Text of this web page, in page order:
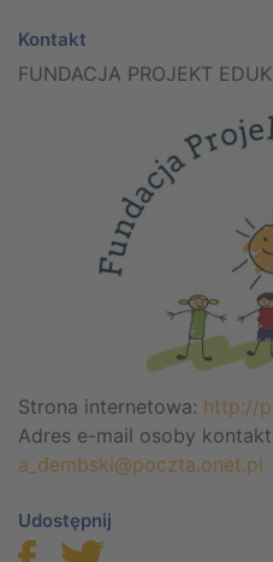
Kontakt
FUNDACJA PROJEKT
Strona internetowa: http://
Adres e-mail osoby
a_dembski@poczta.onet.pl
Udostępnij